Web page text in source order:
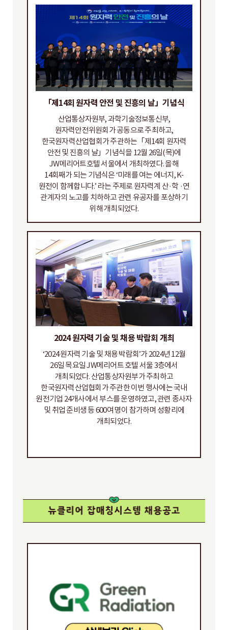
「제14회 원자력 안전 및 진흥의 날」기념식
산업통상자원부, 과학기술정보통신부,
원자력안전위원회가 공동으로 주최하고,
한국원자력산업협회가 주관하는「제14회 원자력
안전 및 진흥의 날」기념식을 12월 26일(목)에
JW메리어트호텔 서울에서 개최하였다. 올해
14회째가 되는 기념식은 ‘미래를 여는 에너지, K-
원전이 함께합니다.’ 라는 주제로 원자력계 산·학 ·연
관계자의 노고를 치하하고 관련 유공자를 포상하기
위해 개최되었다.
2024 원자력 기술 및 채용 박람회 개최
‘2024 원자력 기술 및 채용 박람회’가 2024년 12월
26일 목요일 JW메리어트 호텔 서울 3층에서
개최되었다. 산업통상자원부가 주최하고
한국원자력산업협회가 주관한 이번 행사에는 국내
원전기업 24개사에서 부스를 운영하였고, 관련 종사자
및 취업 준비생 등 600여 명이 참가하며 성황리에
개최되었다.